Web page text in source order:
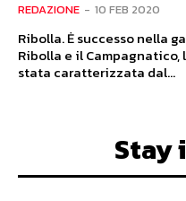
REDAZIONE - 10 FEB 2020
Ribolla. Ė successo nella
Ribolla e il Campagnatico,
stata caratterizzata dal...
Stay